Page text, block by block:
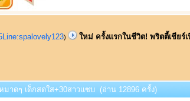
)
ใหม่ ครั้งแรกในชีวิต! พริตตี้เชียร์
าดๆ เด็กสดใส+30สาวแซบ (อ่าน 12896 ครั้ง)